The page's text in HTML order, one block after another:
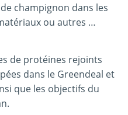
champignon dans les
ou autres …
de protéines rejoints
dans le Greendeal et
que les objectifs du